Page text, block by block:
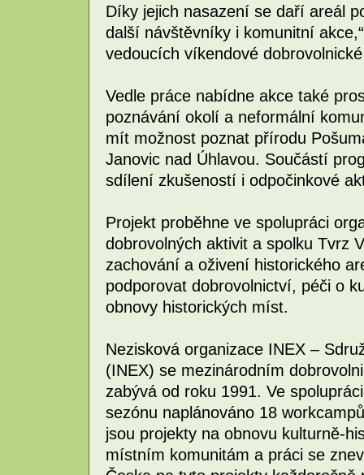
Díky jejich nasazení se daří areál
další návštěvníky i komunitní
vedoucích víkendové
Vedle práce nabídne akce také
poznávání okolí a neformální
mít možnost poznat přírodu
Janovic nad Úhlavou. Součástí
sdílení zkušeností i odpočinkové
Projekt proběhne ve spolupráci
dobrovolných aktivit a spolku Tvrz
zachování a oživení historického
podporovat dobrovolnictví, péči o
obnovy historických míst.
Nezisková organizace INEX –
(INEX) se mezinárodním
zabývá od roku 1991. Ve
sezónu naplánováno 18
jsou projekty na obnovu kulturně-
místním komunitám a práci se